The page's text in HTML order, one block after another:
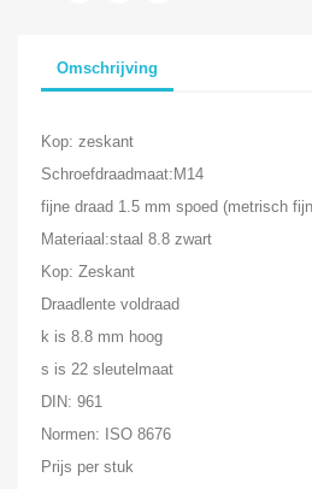
Omschrijving
Kop: zeskant
Schroefdraadmaat:M14
fijne draad 1.5 mm spoed (metrisch
Materiaal:staal 8.8 zwart
Kop: Zeskant
Draadlente voldraad
k is 8.8 mm hoog
s is 22 sleutelmaat
DIN: 961
Normen: ISO 8676
Prijs per stuk